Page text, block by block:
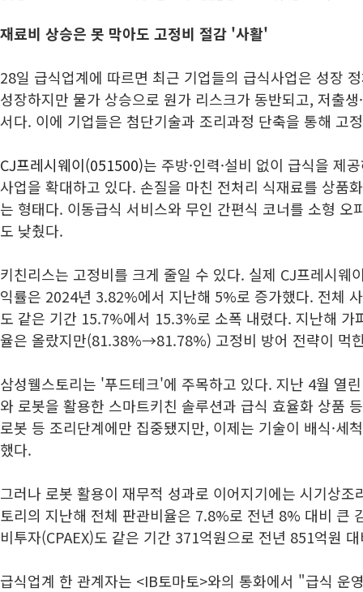
재료비 상승은 못 막아도 고정비 절감 '사활'
28일 급식업계에 따르면 최근 기업들의 급식사업은 성장
성장하지만 물가 상승으로 원가 리스크가 동반되고, 저출
서다. 이에 기업들은 첨단기술과 조리과정 단축을 통해 고
CJ프레시웨이(051500)는 주방·인력·설비 없이 급식을 제
사업을 확대하고 있다. 손질을 마친 전처리 식재료를 상품
는 형태다. 이동급식 서비스와 무인 간편식 코너를 소형 오
도 낮췄다.
키친리스는 고정비를 크게 줄일 수 있다. 실제 CJ프레시웨
익률은 2024년 3.82%에서 지난해 5%로 증가했다. 전체
도 같은 기간 15.7%에서 15.3%로 소폭 내렸다. 지난해 가
율은 올랐지만(81.38%→81.78%) 고정비 방어 전략이 먹
삼성웰스토리는 '푸드테크'에 주목하고 있다. 지난 4월 열
와 로봇을 활용한 스마트키친 솔루션과 급식 효율화 상품
로봇 등 조리단계에만 집중됐지만, 이제는 기술이 배식·세
했다.
그러나 로봇 활용이 재무적 성과로 이어지기에는 시기상조
토리의 지난해 전체 판관비율은 7.8%로 전년 8% 대비 큰
비투자(CPAEX)도 같은 기간 371억원으로 전년 851억원
급식업계 한 관계자는 <IB토마토>와의 통화에서 "급식 운